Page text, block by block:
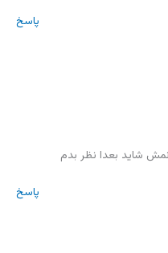
پاسخ
شايد بعدا نظر بدم
پاسخ